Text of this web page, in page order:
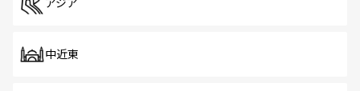
アジア
中近東